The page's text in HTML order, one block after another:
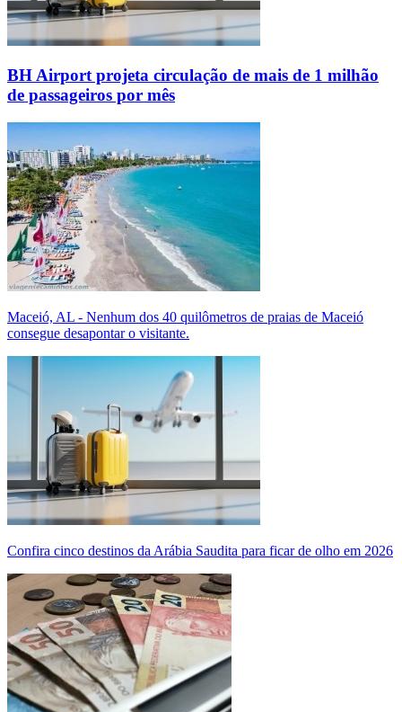
BH Airport projeta circulação de mais de 1 milhão
de passageiros por mês
Maceió, AL - Nenhum dos 40 quilômetros de praias de Maceió
consegue desapontar o visitante.
Confira cinco destinos da Arábia Saudita para ficar de olho em 2026